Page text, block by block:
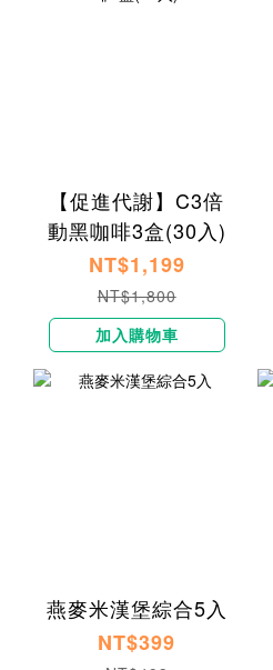
【促進代謝】C3倍
動黑咖啡3盒(30入)
NT$1,199
NT$1,800
加入購物車
燕麥米漢堡綜合5入
NT$399